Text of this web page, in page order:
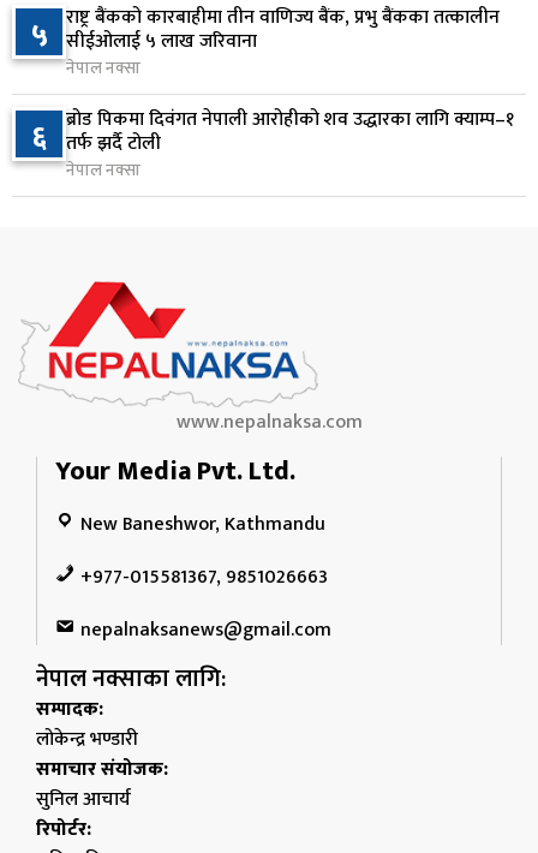
९
आज बस्ने भनिएको राष्ट्रिय सभाको बैठक बुधबारका लागि
सर्‍यो
१०
वीरगञ्जमा ट्यांकरको सिल खोलेर तेल निकाल्ने सात जना
रंगेहात पक्राउ
२ दिन अघि
५ राष्ट्र बैंकको कारबाहीमा तीन वाणिज्य बैंक, प्रभु बैंकका तत्कालीन
सीईओलाई ५ लाख जरिवाना
नेपाल नक्सा
६ ब्रोड पिकमा दिवंगत नेपाली आरोहीको शव उद्धारका लागि क्याम्प–१
तर्फ झर्दै टोली
नेपाल नक्सा
www.nepalnaksa.com
Your Media Pvt. Ltd.
New Baneshwor, Kathmandu
+977-015581367, 9851026663
nepalnaksanews@gmail.com
नेपाल नक्साका लागि:
सम्पादक:
लोकेन्द्र भण्डारी
समाचार संयोजक:
सुनिल आचार्य
रिपोर्टर: